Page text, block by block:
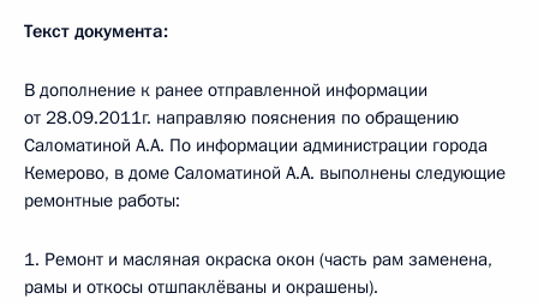
Текст документа:
В дополнение к ранее отправленной информации
от 28.09.2011г. направляю пояснения по обращению
Саломатиной А.А. По информации администрации города
Кемерово, в доме Саломатиной А.А. выполнены следующие
ремонтные работы:
1. Ремонт и масляная окраска окон (часть рам заменена,
рамы и откосы отшпаклёваны и окрашены).